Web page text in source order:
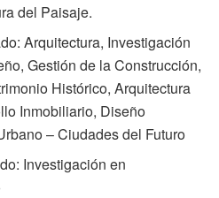
del Paisaje.
Arquitectura, Investigación
Gestión de la Construcción,
Histórico, Arquitectura
Inmobiliario, Diseño
– Ciudades del Futuro
Investigación en